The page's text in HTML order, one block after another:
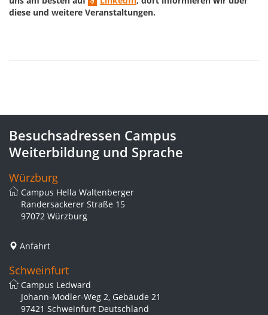
diese und weitere Veranstaltungen.
Besuchsadressen Campus
Weiterbildung und Sprache
Würzburg
Campus Hella Waltenberger
Randersackerer Straße 15
97072 Würzburg
Anfahrt
Schweinfurt
Campus Ledward
Johann-Modler-Weg 2, Gebäude 21
97421 Schweinfurt Deutschland